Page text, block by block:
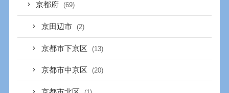
京都府 (69)
京田辺市 (2)
京都市下京区 (13)
京都市中京区 (20)